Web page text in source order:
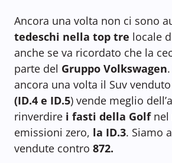
Ancora una volta non ci sono
tedeschi nella top tre locale
anche se va ricordato che la
parte del Gruppo Volkswagen
ancora una volta il Suv
(ID.4 e ID.5) vende meglio
rinverdire i fasti della Golfnel
emissioni zero, la ID.3. Siamo a
vendute contro 872.